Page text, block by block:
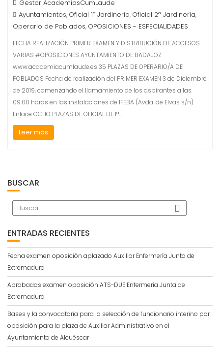
Gestor AcademiasCumLaude
Ayuntamientos, Oficial 1º Jardinería, Oficial 2ª Jardinería,
Operario de Poblados, OPOSICIONES - ESPECIALIDADES
FECHA REALIZACIÓN PRIMER EXAMEN Y DISTRIBUCIÓN DE ACCESOS
VARIAS #OPOSICIONES AYUNTAMIENTO DE BADAJOZ
www.academiacumlaude.es 35 PLAZAS DE OPERARIO/A DE
POBLADOS Fecha de realización del PRIMER EXAMEN 3 de Diciembre
de 2019, comenzando el llamamiento de los aspirantes a las
09:00 horas en las instalaciones de IFEBA (Avda. de Elvas s/n).
Enlace OCHO PLAZAS DE OFICIAL DE 1ª…
Leer más
BUSCAR
ENTRADAS RECIENTES
Fecha examen oposición aplazado Auxiliar Enfermería Junta de
Extremadura
Aprobados examen oposición ATS-DUE Enfermería Junta de
Extremadura
Bases y la convocatoria para la selección de funcionario interino por
oposición para la plaza de Auxiliar Administrativo en el
Ayuntamiento de Alcuéscar